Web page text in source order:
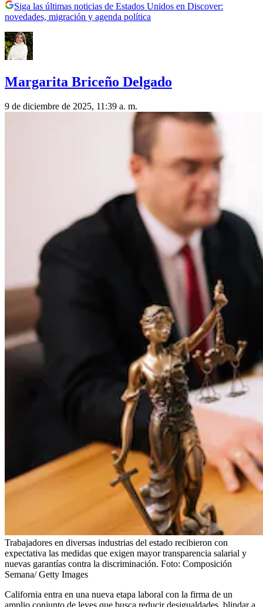
Siga las últimas noticias de Estados Unidos en Discover:
novedades, migración y agenda política
Margarita Briceño Delgado
9 de diciembre de 2025, 11:39 a. m.
Trabajadores en diversas industrias del estado recibieron con
expectativa las medidas que exigen mayor transparencia salarial y
nuevas garantías contra la discriminación. Foto: Composición
Semana/ Getty Images
California entra en una nueva etapa laboral con la firma de un